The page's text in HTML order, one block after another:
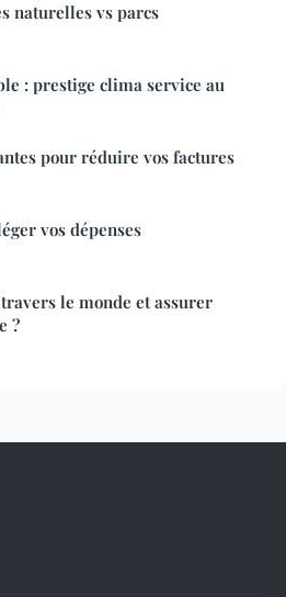
naturelles vs parcs
: prestige clima service au
pour réduire vos factures
vos dépenses
le monde et assurer
?